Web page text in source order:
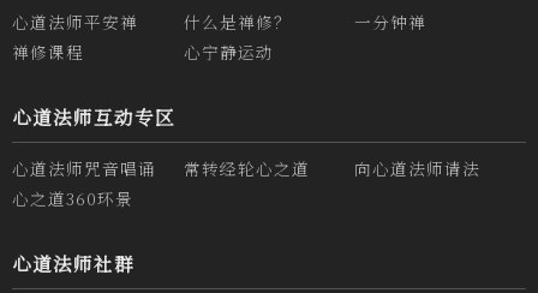
心道法师平安禅 什么是禅修？
一分钟禅
禅修课程
心宁静运动
心道法师互动专区
心道法师咒音唱诵 常转经轮心之道
向心道法师请法
心之道360环景
心道法师社群